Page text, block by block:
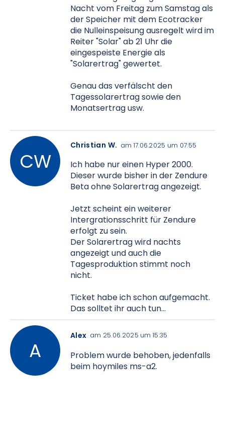
Nacht vom Freitag zum Samstag als
der Speicher mit dem Ecotracker
die Nulleinspeisung ausregelt wird im
Reiter "Solar" ab 21 Uhr die
eingespeiste Energie als
"Solarertrag" gewertet.
Genau das verfälscht den
Tagessolarertrag sowie den
Monatsertrag usw.
Christian W. am 17.06.2025 um 07:55
Ich habe nur einen Hyper 2000.
Dieser wurde bisher in der Zendure
Beta ohne Solarertrag angezeigt.
Jetzt scheint ein weiterer
Intergrationsschritt für Zendure
erfolgt zu sein.
Der Solarertrag wird nachts
angezeigt und auch die
Tagesproduktion stimmt noch
nicht.
Ticket habe ich schon aufgemacht.
Das solltet ihr auch tun...
Alex am 25.06.2025 um 15:35
Problem wurde behoben, jedenfalls
beim hoymiles ms-a2.